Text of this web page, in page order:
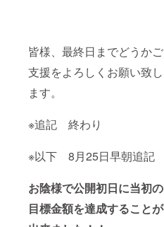
皆様、最終日までどうかご
支援をよろしくお願い致し
ます。
※追記 終わり
※以下 8月25日早朝追記
お陰様で公開初日に当初の
目標金額を達成することが